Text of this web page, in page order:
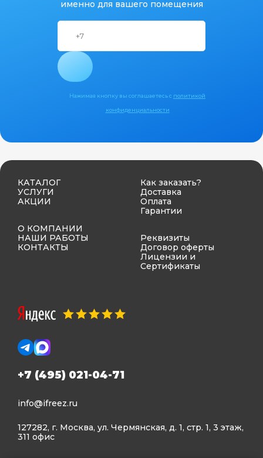
именно для вашего помещения
Нажимая кнопку вы соглашаетесь с политикой
конфиденциальности
КАТАЛОГ
УСЛУГИ
АКЦИИ
О КОМПАНИИ
НАШИ РАБОТЫ
КОНТАКТЫ
Как заказать?
Доставка
Оплата
Гарантии
Реквизиты
Договор оферты
Лицензии и
Сертификаты
+7 (495) 021-04-71
info@ifreez.ru
127282, г. Москва, ул. Чермянская, д. 1, стр. 1, 3 этаж,
311 офис